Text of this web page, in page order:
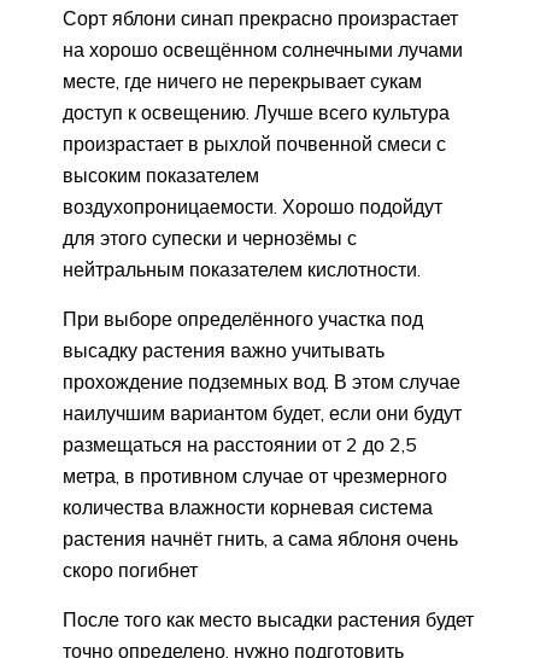
Сорт яблони синап прекрасно произрастает
на хорошо освещённом солнечными лучами
месте, где ничего не перекрывает сукам
доступ к освещению. Лучше всего культура
произрастает в рыхлой почвенной смеси с
высоким показателем
воздухопроницаемости. Хорошо подойдут
для этого супески и чернозёмы с
нейтральным показателем кислотности.
При выборе определённого участка под
высадку растения важно учитывать
прохождение подземных вод. В этом случае
наилучшим вариантом будет, если они будут
размещаться на расстоянии от 2 до 2,5
метра, в противном случае от чрезмерного
количества влажности корневая система
растения начнёт гнить, а сама яблоня очень
скоро погибнет
После того как место высадки растения будет
точно определено, нужно подготовить